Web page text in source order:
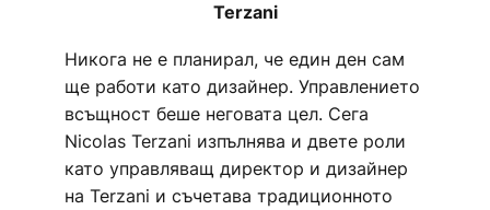
Terzani
Никога не е планирал, че един ден сам
ще работи като дизайнер. Управлението
всъщност беше неговата цел. Сега
Nicolas Terzani изпълнява и двете роли
като управляващ директор и дизайнер
на Terzani и съчетава традиционното